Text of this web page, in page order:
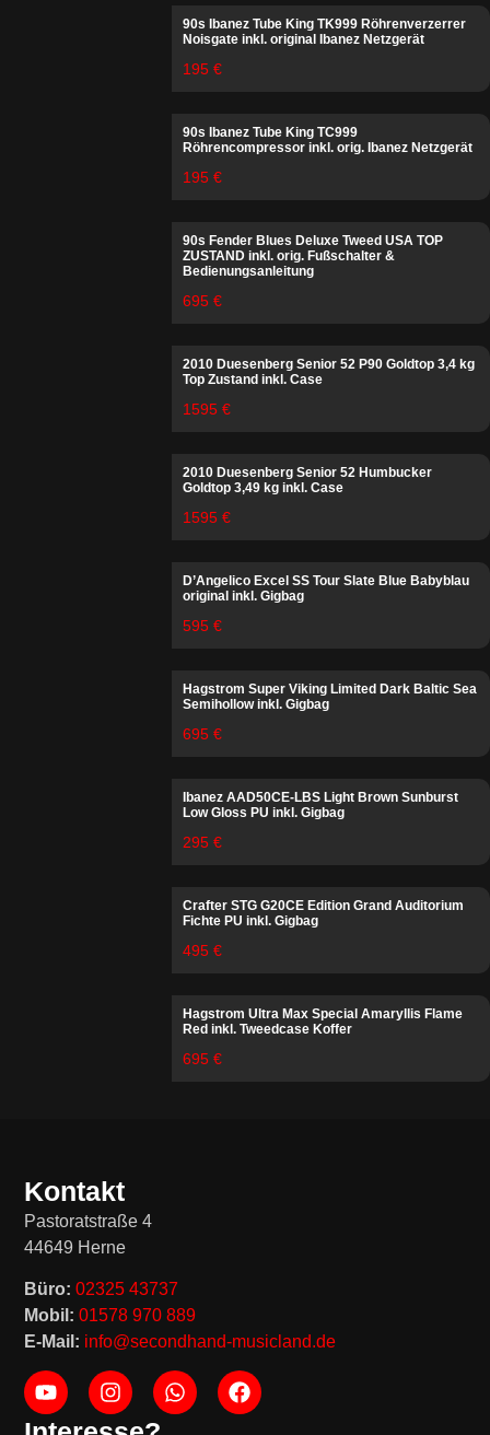
90s Ibanez Tube King TK999 Röhrenverzerrer
Noisgate inkl. original Ibanez Netzgerät
195 €
90s Ibanez Tube King TC999
Röhrencompressor inkl. orig. Ibanez Netzgerät
195 €
90s Fender Blues Deluxe Tweed USA TOP
ZUSTAND inkl. orig. Fußschalter &
Bedienungsanleitung
695 €
2010 Duesenberg Senior 52 P90 Goldtop 3,4 kg
Top Zustand inkl. Case
1595 €
2010 Duesenberg Senior 52 Humbucker
Goldtop 3,49 kg inkl. Case
1595 €
D’Angelico Excel SS Tour Slate Blue Babyblau
original inkl. Gigbag
595 €
Hagstrom Super Viking Limited Dark Baltic Sea
Semihollow inkl. Gigbag
695 €
Ibanez AAD50CE-LBS Light Brown Sunburst
Low Gloss PU inkl. Gigbag
295 €
Crafter STG G20CE Edition Grand Auditorium
Fichte PU inkl. Gigbag
495 €
Hagstrom Ultra Max Special Amaryllis Flame
Red inkl. Tweedcase Koffer
695 €
Kontakt
Pastoratstraße 4
44649 Herne
Büro: 02325 43737
Mobil: 01578 970 889
E-Mail: info@secondhand-musicland.de